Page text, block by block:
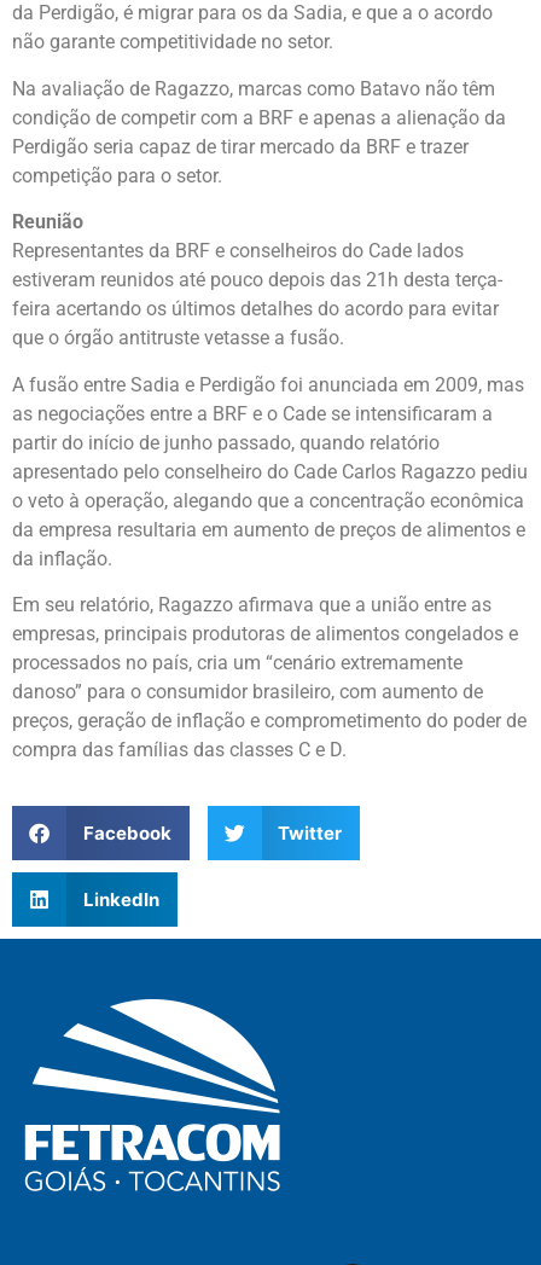
da Perdigão, é migrar para os da Sadia, e que a o acordo
não garante competitividade no setor.
Na avaliação de Ragazzo, marcas como Batavo não têm
condição de competir com a BRF e apenas a alienação da
Perdigão seria capaz de tirar mercado da BRF e trazer
competição para o setor.
Reunião
Representantes da BRF e conselheiros do Cade lados
estiveram reunidos até pouco depois das 21h desta terça-
feira acertando os últimos detalhes do acordo para evitar
que o órgão antitruste vetasse a fusão.
A fusão entre Sadia e Perdigão foi anunciada em 2009, mas
as negociações entre a BRF e o Cade se intensificaram a
partir do início de junho passado, quando relatório
apresentado pelo conselheiro do Cade Carlos Ragazzo pediu
o veto à operação, alegando que a concentração econômica
da empresa resultaria em aumento de preços de alimentos e
da inflação.
Em seu relatório, Ragazzo afirmava que a união entre as
empresas, principais produtoras de alimentos congelados e
processados no país, cria um “cenário extremamente
danoso” para o consumidor brasileiro, com aumento de
preços, geração de inflação e comprometimento do poder de
compra das famílias das classes C e D.
Facebook Twitter
LinkedIn